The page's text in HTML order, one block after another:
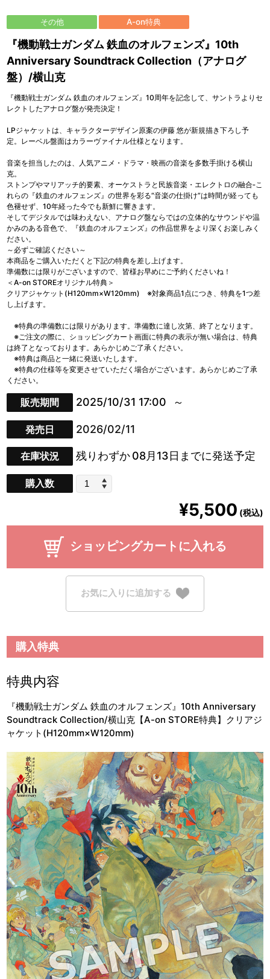
その他 A-on特典
『機動戦士ガンダム 鉄血のオルフェンズ』10th
Anniversary Soundtrack Collection（アナログ
盤）/横山克
『機動戦士ガンダム 鉄血のオルフェンズ』10周年を記念して、サントラよりセ
レクトしたアナログ盤が発売決定！
LPジャケットは、キャラクターデザイン原案の伊藤 悠が新規描き下ろし予
定。レーベル盤面はカラーヴァイナル仕様となります。
音楽を担当したのは、人気アニメ・ドラマ・映画の音楽を多数手掛ける横山
克。
ストンプやマリアッチ的要素、オーケストラと民族音楽・エレクトロの融合‐こ
れらの『鉄血のオルフェンズ』の世界を彩る“音楽の仕掛け”は時間が経っても
色褪せず、10年経った今でも新鮮に響きます。
そしてデジタルでは味わえない、アナログ盤ならではの立体的なサウンドや温
かみのある音色で、『鉄血のオルフェンズ』の作品世界をより深くお楽しみく
ださい。
～必ずご確認ください～
本商品をご購入いただくと下記の特典を差し上げます。
準備数には限りがございますので、皆様お早めにご予約くださいね！
＜A-on STOREオリジナル特典＞
クリアジャケット(H120mm×W120mm) ※対象商品1点につき、特典を1つ差
し上げます。
※特典の準備数には限りがあります。準備数に達し次第、終了となります。
※ご注文の際に、ショッピングカート画面に特典の表示が無い場合は、特典
は終了となっております。あらかじめご了承ください。
※特典は商品と一緒に発送いたします。
※特典の仕様等を変更させていただく場合がございます。あらかじめご了承
ください。
販売期間 2025/10/31 17:00
発売日 2026/02/11
在庫状況 残りわずか 08月13日までに発送予定
購入数
¥5,500 (税込)
ショッピングカートに入れる
お気に入りに追加する
購入特典
特典内容
『機動戦士ガンダム 鉄血のオルフェンズ』10th Anniversary
Soundtrack Collection/横山克【A-on STORE特典】クリアジ
ャケット(H120mm×W120mm)